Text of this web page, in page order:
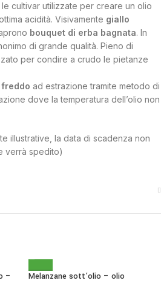
cultivar utilizzate per creare un olio
acidità. Visivamente giallo
bouquet di erba bagnata. In
di grande qualità. Pieno di
per condire a crudo le pietanze
ad estrazione tramite metodo di
dove la temperatura dell’olio non
illustrative, la data di scadenza non
verrà spedito)
–
Melanzane sott’olio – olio